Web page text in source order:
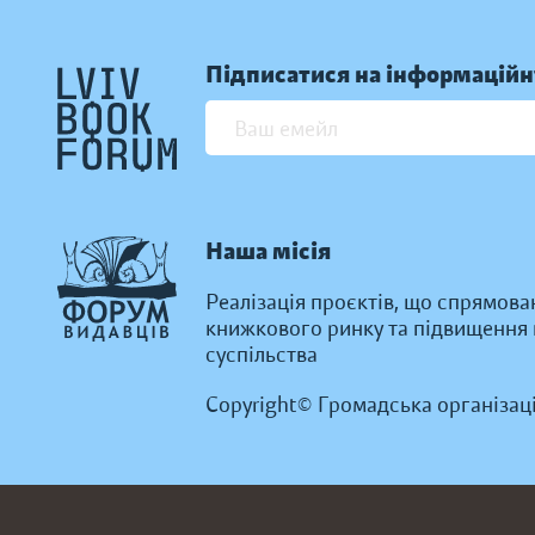
Підписатися на
Наша місія
Реалізація проєктів, що
книжкового ринку та підвищення
суспільства
Copyright© Громадська